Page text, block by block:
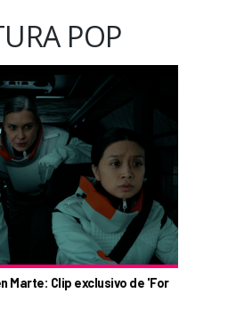
POP
Marte: Clip exclusivo de 'For